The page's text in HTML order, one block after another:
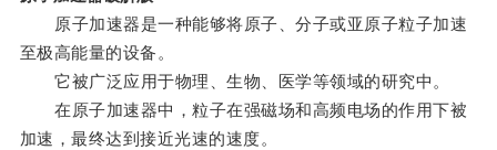
原子加速器是一种能够将原子、分子或亚原子粒子加速
至极高能量的设备。
它被广泛应用于物理、生物、医学等领域的研究中。
在原子加速器中，粒子在强磁场和高频电场的作用下被
加速，最终达到接近光速的速度。